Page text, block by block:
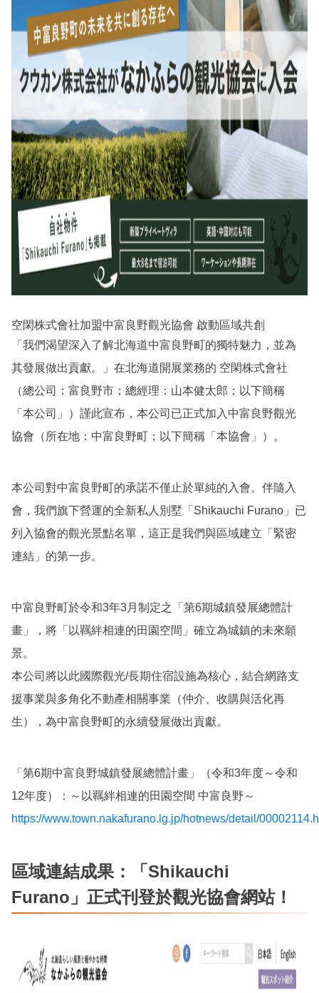
空閑株式會社加盟中富良野觀光協會 啟動區域共創
「我們渴望深入了解北海道中富良野町的獨特魅力，並為
其發展做出貢獻。」在北海道開展業務的 空閑株式會社
（總公司：富良野市；總經理：山本健太郎；以下簡稱
「本公司」）謹此宣布，本公司已正式加入中富良野觀光
協會（所在地：中富良野町；以下簡稱「本協會」）。
本公司對中富良野町的承諾不僅止於單純的入會。伴隨入
會，我們旗下營運的全新私人別墅「Shikauchi Furano」已
列入協會的觀光景點名單，這正是我們與區域建立「緊密
連結」的第一步。
中富良野町於令和3年3月制定之「第6期城鎮發展總體計
畫」，將「以羈絆相連的田園空間」確立為城鎮的未來願
景。
本公司將以此國際觀光/長期住宿設施為核心，結合網路支
援事業與多角化不動產相關事業（仲介、收購與活化再
生），為中富良野町的永續發展做出貢獻。
「第6期中富良野城鎮發展總體計畫」（令和3年度～令和
12年度）：～以羈絆相連的田園空間 中富良野～
https://www.town.nakafurano.lg.jp/hotnews/detail/
區域連結成果：「Shikauchi
Furano」正式刊登於觀光協會網站！